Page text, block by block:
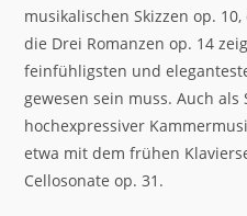
musikalischen Skizzen op.
die Drei Romanzen op. 14
feinfühligsten und
gewesen sein muss. Auch
hochexpressiver
etwa mit dem frühen
Cellosonate op. 31.